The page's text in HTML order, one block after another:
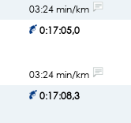
03:24 min/km
0:17:05,0
03:24 min/km
0:17:08,3